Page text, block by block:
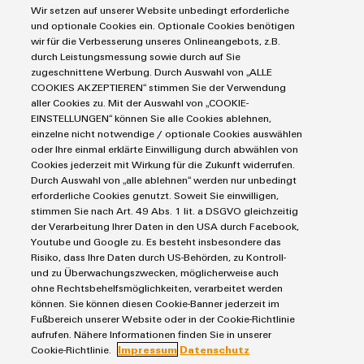
Weidmüller
Configurator
Digital
Engineering
auf einem
‒ intuitiv,
unkompliziert,
schnell
Leiterplattensteckverbinder und Leiterplattenklemmen
Markierungssysteme
Reihenklemmen
Stromversorgungen
Industrial IoT
Industrial Security
Single Pair Ethernet
Smart Metering
SNAP IN Anschlusstechnologie
Workplace Solutions
Service
Connectivity Consulting
eShop / Digitale Bestellmöglichkeiten
Engineering-Daten
PCB Connector Services
Support Center
Technische Produktkataloge
Weidmüller Configurator
Industrien
Datencenter
Gerätehersteller
Maschinenbau
Photovoltaik
Wasserstoff
Weidmüller Industry Match
Windenergie
Impressum
Einkaufs- /Lieferanteninformationen
Datenschutzerklärung
Cookie Richtlinie
Cookie Einstellungen
Weidmüller GmbH & Co KG
Klingenbergstraße 26
32758 Detmold
Tel.: +49 5231 14-280
Wir setzen auf unserer Website unbedingt erforderliche
und optionale Cookies ein. Optionale Cookies benötigen
wir für die Verbesserung unseres Onlineangebots, z.B.
durch Leistungsmessung sowie durch auf Sie
zugeschnittene Werbung. Durch Auswahl von „ALLE
COOKIES AKZEPTIEREN“ stimmen Sie der Verwendung
aller Cookies zu. Mit der Auswahl von „COOKIE-
EINSTELLUNGEN“ können Sie alle Cookies ablehnen,
einzelne nicht notwendige / optionale Cookies auswählen
oder Ihre einmal erklärte Einwilligung durch abwählen von
Cookies jederzeit mit Wirkung für die Zukunft widerrufen.
Durch Auswahl von „alle ablehnen“ werden nur unbedingt
erforderliche Cookies genutzt. Soweit Sie einwilligen,
stimmen Sie nach Art. 49 Abs. 1 lit. a DSGVO gleichzeitig
der Verarbeitung Ihrer Daten in den USA durch Facebook,
Youtube und Google zu. Es besteht insbesondere das
Risiko, dass Ihre Daten durch US-Behörden, zu Kontroll-
und zu Überwachungszwecken, möglicherweise auch
ohne Rechtsbehelfsmöglichkeiten, verarbeitet werden
können. Sie können diesen Cookie-Banner jederzeit im
Fußbereich unserer Website oder in der Cookie-Richtlinie
aufrufen. Nähere Informationen finden Sie in unserer
Cookie-Richtlinie.
Impressum Datenschutz